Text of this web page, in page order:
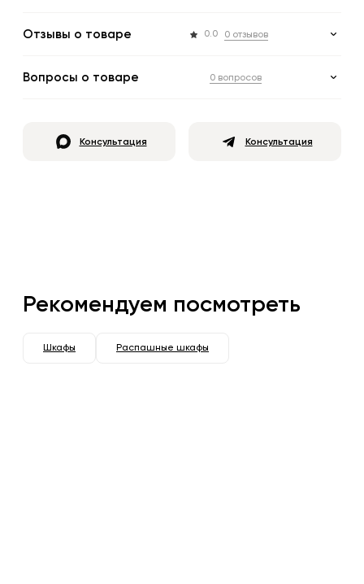
Отзывы о товаре 0.0 0 отзывов
Вопросы о товаре 0 вопросов
Консультация Консультация
Рекомендуем посмотреть
Шкафы Распашные шкафы